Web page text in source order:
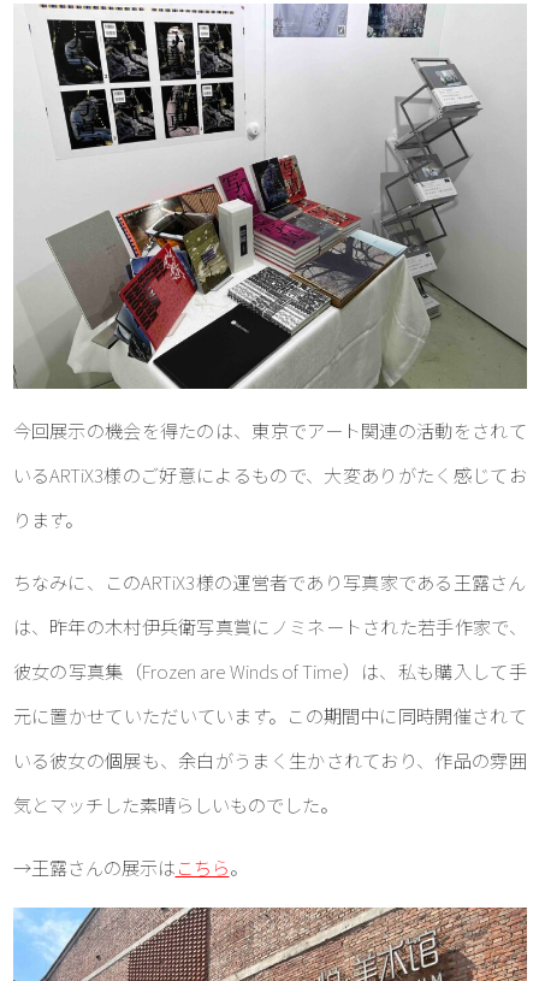
今回展示の機会を得たのは、東京でアート関連の活動をされて
いるARTiX3様のご好意によるもので、大変ありがたく感じてお
ります。
ちなみに、このARTiX3様の運営者であり写真家である王露さん
は、昨年の木村伊兵衛写真賞にノミネートされた若手作家で、
彼女の写真集（Frozen are Winds of Time）は、私も購入して手
元に置かせていただいています。この期間中に同時開催されて
いる彼女の個展も、余白がうまく生かされており、作品の雰囲
気とマッチした素晴らしいものでした。
→王露さんの展示はこちら。